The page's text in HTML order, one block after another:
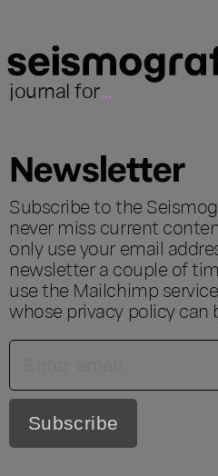
journal for...
Newsletter
Subscribe to the
never miss current
only use your email
newsletter a couple of
use the Mailchimp
whose privacy policy can